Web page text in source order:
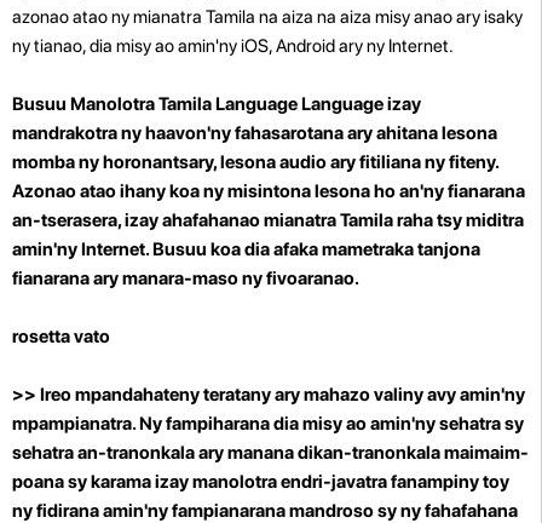
azonao atao ny mianatra Tamila na aiza na aiza misy anao ary isaky
ny tianao, dia misy ao amin'ny iOS, Android ary ny Internet.
Busuu Manolotra Tamila Language Language izay
mandrakotra ny haavon'ny fahasarotana ary ahitana lesona
momba ny horonantsary, lesona audio ary fitiliana ny fiteny.
Azonao atao ihany koa ny misintona lesona ho an'ny fianarana
an-tserasera, izay ahafahanao mianatra Tamila raha tsy miditra
amin'ny Internet. Busuu koa dia afaka mametraka tanjona
fianarana ary manara-maso ny fivoaranao.
rosetta vato
>> Ireo mpandahateny teratany ary mahazo valiny avy amin'ny
mpampianatra. Ny fampiharana dia misy ao amin'ny sehatra sy
sehatra an-tranonkala ary manana dikan-tranonkala maimaim-
poana sy karama izay manolotra endri-javatra fanampiny toy
ny fidirana amin'ny fampianarana mandroso sy ny fahafahana